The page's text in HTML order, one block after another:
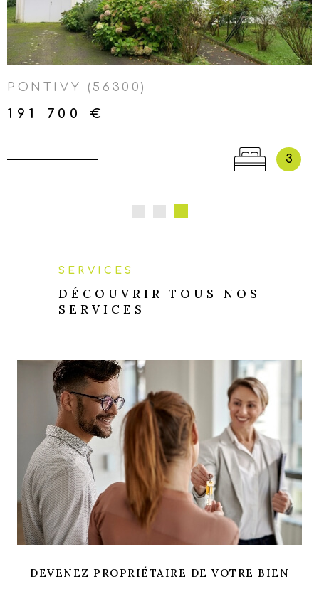
LOCMALO-NEULLIAC-
KERGRIST-SAINT-AIGNAN-
SAINTE-BRIGITTE-GUERLÉDAN
PONTIVY (56300)
191 700 €
3
SERVICES
DÉCOUVRIR TOUS NOS
SERVICES
DEVENEZ PROPRIÉTAIRE DE VOTRE BIEN